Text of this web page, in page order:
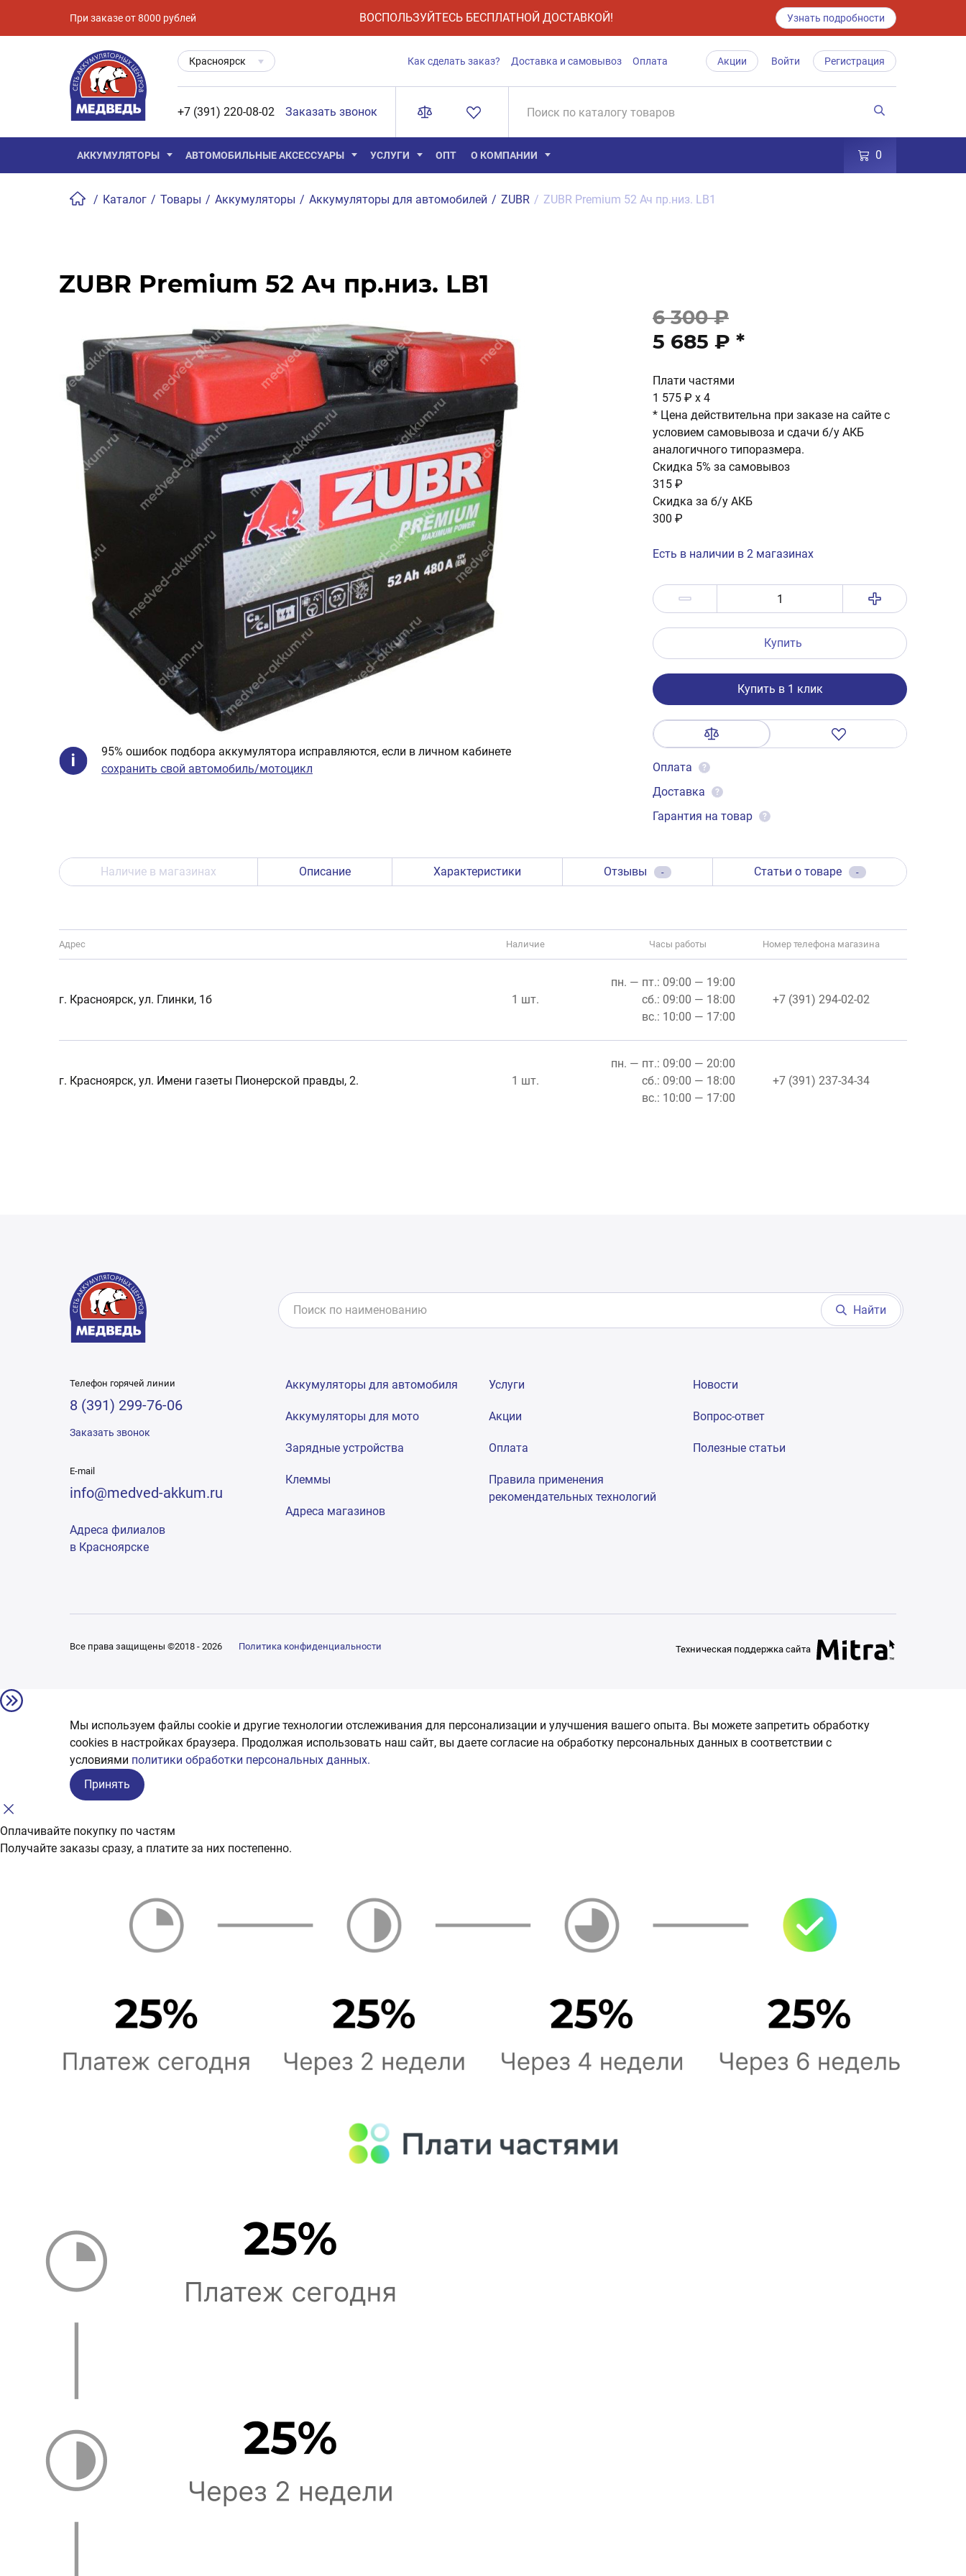
При заказе от 8000 рублей ВОСПОЛЬЗУЙТЕСЬ БЕСПЛАТНОЙ ДОСТАВКОЙ! Узнать подробности
Красноярск Как сделать заказ? Доставка и самовывоз Оплата Акции Войти Регистрация
+7 (391) 220-08-02 Заказать звонок
АККУМУЛЯТОРЫ АВТОМОБИЛЬНЫЕ АКСЕССУАРЫ УСЛУГИ ОПТ О КОМПАНИИ 0
/ Каталог / Товары / Аккумуляторы / Аккумуляторы для автомобилей / ZUBR / ZUBR Premium 52 Ач пр.низ. LB1
ZUBR Premium 52 Ач пр.низ. LB1
95% ошибок подбора аккумулятора исправляются, если в личном кабинете
сохранить свой автомобиль/мотоцикл
6 300 ₽
5 685 ₽ *
Плати частями
1 575 ₽ x 4
* Цена действительна при заказе на сайте с
условием самовывоза и сдачи б/у АКБ
аналогичного типоразмера.
Скидка 5% за самовывоз
315 ₽
Скидка за б/у АКБ
300 ₽
Есть в наличии в 2 магазинах
Купить
Купить в 1 клик
Оплата ?
Доставка ?
Гарантия на товар ?
Наличие в магазинах Описание Характеристики Отзывы - Статьи о товаре -
Адрес Наличие Часы работы Номер телефона магазина
г. Красноярск, ул. Глинки, 1б 1 шт.
пн. — пт.: 09:00 — 19:00
сб.: 09:00 — 18:00
вс.: 10:00 — 17:00
+7 (391) 294-02-02
г. Красноярск, ул. Имени газеты Пионерской правды, 2. 1 шт.
пн. — пт.: 09:00 — 20:00
сб.: 09:00 — 18:00
вс.: 10:00 — 17:00
+7 (391) 237-34-34
Найти
Телефон горячей линии
8 (391) 299-76-06
Заказать звонок
E-mail
info@medved-akkum.ru
Адреса филиалов
в Красноярске
Аккумуляторы для автомобиля
Аккумуляторы для мото
Зарядные устройства
Клеммы
Адреса магазинов
Услуги
Акции
Оплата
Правила применения
рекомендательных технологий
Новости
Вопрос-ответ
Полезные статьи
Все права защищены ©2018 - 2026 Политика конфиденциальности Техническая поддержка сайта
Мы используем файлы cookie и другие технологии отслеживания для персонализации и улучшения вашего опыта. Вы можете запретить обработку
сookies в настройках браузера. Продолжая использовать наш сайт, вы даете согласие на обработку персональных данных в соответствии с
условиями политики обработки персональных данных.
Принять
Оплачивайте покупку по частям
Получайте заказы сразу, а платите за них постепенно.